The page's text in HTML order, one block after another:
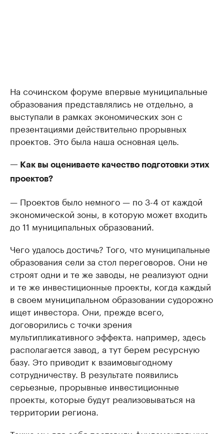
На сочинском форуме впервые муниципальные
образования представлялись не отдельно, а
выступали в рамках экономических зон с
презентациями действительно прорывных
проектов. Это была наша основная цель.
— Как вы оцениваете качество подготовки этих
проектов?
— Проектов было немного — по 3-4 от каждой
экономической зоны, в которую может входить
до 11 муниципальных образований.
Чего удалось достичь? Того, что муниципальные
образования сели за стол переговоров. Они не
строят одни и те же заводы, не реализуют одни
и те же инвестиционные проекты, когда каждый
в своем муниципальном образовании судорожно
ищет инвестора. Они, прежде всего,
договорились с точки зрения
мультипликативного эффекта. например, здесь
располагается завод, а тут берем ресурсную
базу. Это приводит к взаимовыгодному
сотрудничеству. В результате появились
серьезные, прорывные инвестиционные
проекты, которые будут реализовываться на
территории региона.